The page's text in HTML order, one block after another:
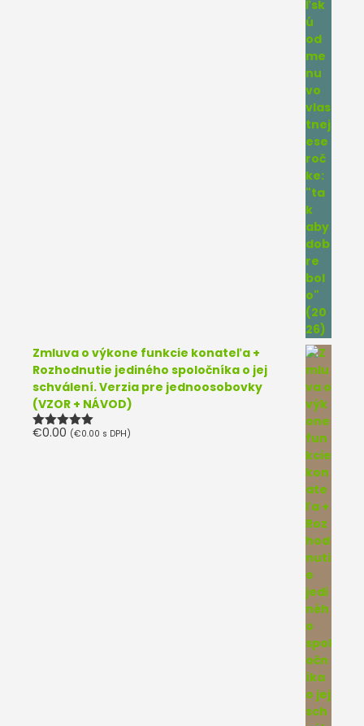
Zmluva o výkone funkcie konateľa +
Rozhodnutie jediného spoločníka o jej
schválení. Verzia pre jednoosobovky
(VZOR + NÁVOD)
Hodnotenie
€0.00 (€0.00 s DPH)